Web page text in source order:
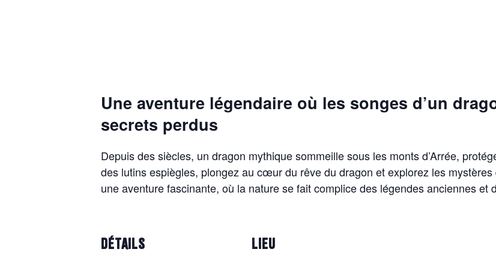
Une aventure légendaire où les songes d’un
secrets perdus
Depuis des siècles, un dragon mythique sommeille sous les monts d’Arrée,
des lutins espiègles, plongez au cœur du rêve du dragon et explorez les
une aventure fascinante, où la nature se fait complice des légendes anciennes et
DÉTAILS LIEU